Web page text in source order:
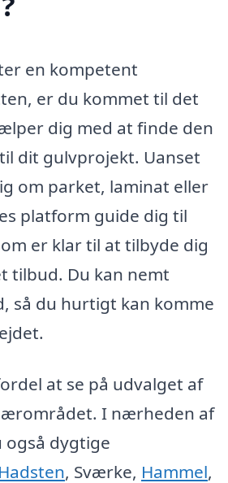
en kompetent
er du kommet til det
dig med at finde den
dit gulvprojekt. Uanset
om parket, laminat eller
platform guide dig til
er klar til at tilbyde dig
tilbud. Du kan nemt
så du hurtigt kan komme
at se på udvalget af
I nærheden af
dygtige
Hadsten, Sværke, Hammel,